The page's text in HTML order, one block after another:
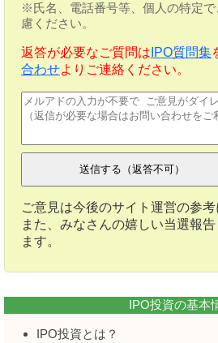
※氏名、電話番号等、個人の特定
慮ください。
返答が必要なご質問は IPO質問集
合わせよりご連絡ください。
ご意見は今後のサイト運営の参考
また、みなさんの嬉しい当選報
ます。
IPO投資の基本
IPO投資とは？